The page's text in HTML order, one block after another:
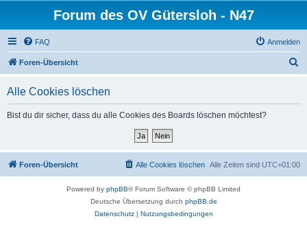
Forum des OV Gütersloh - N47
FAQ Anmelden
Foren-Übersicht
Alle Cookies löschen
Bist du dir sicher, dass du alle Cookies des Boards löschen möchtest?
Foren-Übersicht Alle Zeiten sind UTC+01:00
Alle Cookies löschen
Powered by phpBB® Forum Software © phpBB Limited
Deutsche Übersetzung durch phpBB.de
Datenschutz| Nutzungsbedingungen